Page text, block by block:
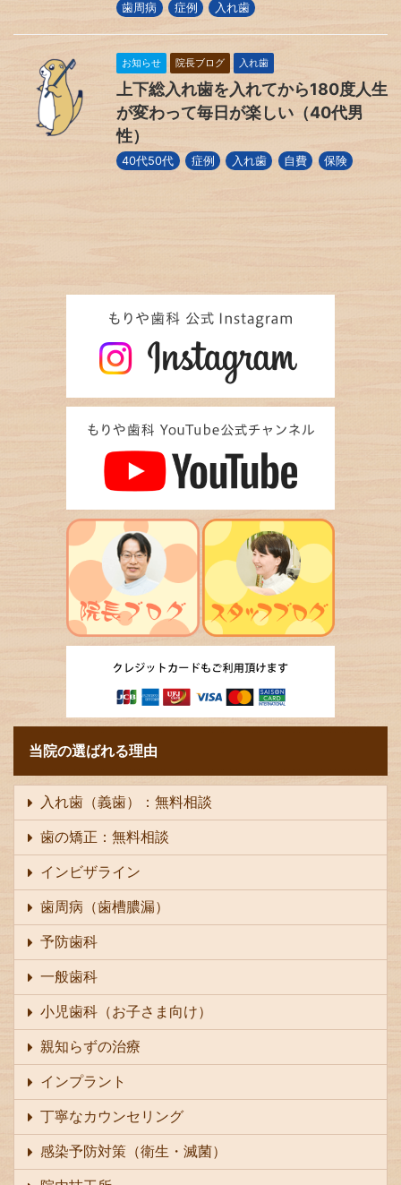
歯周病 症例 入れ歯
お知らせ 院長ブログ 入れ歯
上下総入れ歯を入れてから180度人生
が変わって毎日が楽しい（40代男
性）
40代50代 症例 入れ歯 自費 保険
当院の選ばれる理由
入れ歯（義歯）：無料相談
歯の矯正：無料相談
インビザライン
歯周病（歯槽膿漏）
予防歯科
一般歯科
小児歯科（お子さま向け）
親知らずの治療
インプラント
丁寧なカウンセリング
感染予防対策（衛生・滅菌）